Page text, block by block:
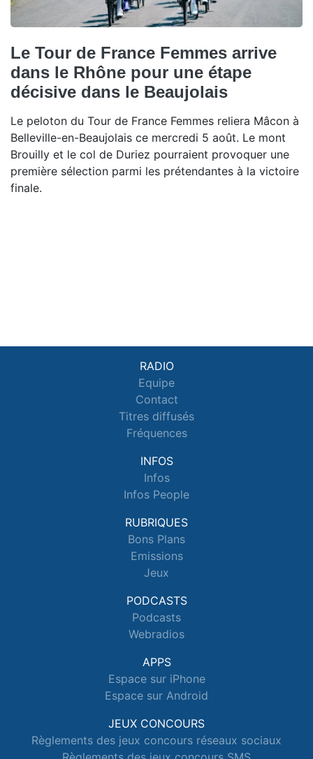
Le Tour de France Femmes arrive
dans le Rhône pour une étape
décisive dans le Beaujolais
Le peloton du Tour de France Femmes reliera Mâcon à
Belleville-en-Beaujolais ce mercredi 5 août. Le mont
Brouilly et le col de Duriez pourraient provoquer une
première sélection parmi les prétendantes à la victoire
finale.
RADIO
Equipe
Contact
Titres diffusés
Fréquences
INFOS
Infos
Infos People
RUBRIQUES
Bons Plans
Emissions
Jeux
PODCASTS
Podcasts
Webradios
APPS
Espace sur iPhone
Espace sur Android
JEUX CONCOURS
Règlements des jeux concours réseaux sociaux